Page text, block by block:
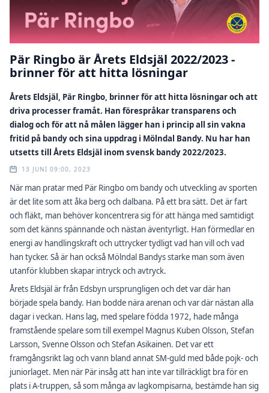
Pär Ringbo är Årets Eldsjäl 2022/2023 -
brinner för att hitta lösningar
Årets Eldsjäl, Pär Ringbo, brinner för att hitta lösningar och att
driva processer framåt. Han förespråkar transparens och
dialog och för att nå målen lägger han i princip all sin vakna
fritid på bandy och sina uppdrag i Mölndal Bandy. Nu har han
utsetts till Årets Eldsjäl inom svensk bandy 2022/2023.
13 JUNI 09:00, 2023
När man pratar med Pär Ringbo om bandy och utveckling av sporten
är det lite som att åka berg och dalbana. På ett bra sätt. Det är fart
och fläkt, man behöver koncentrera sig för att hänga med samtidigt
som det känns spännande och nästan äventyrligt. Han förmedlar en
energi av handlingskraft och uttrycker tydligt vad han vill och vad
han tycker. Så är han också Mölndal Bandys starke man som även
utanför klubben skapar intryck och avtryck.
Årets Eldsjäl är från Edsbyn ursprungligen och det var där han
började spela bandy. Han bodde nära arenan och var där nästan alla
dagar i veckan. Hans lag, med spelare födda 1972, hade många
framstående spelare som till exempel Magnus Kuben Olsson, Stefan
Larsson, Svenne Olsson och Stefan Asikainen. Det var ett
framgångsrikt lag och vann bland annat SM-guld med både pojk- och
juniorlaget. Men när Pär insåg att han inte var tillräckligt bra för en
plats i A-truppen, så som många av lagkompisarna, bestämde han sig